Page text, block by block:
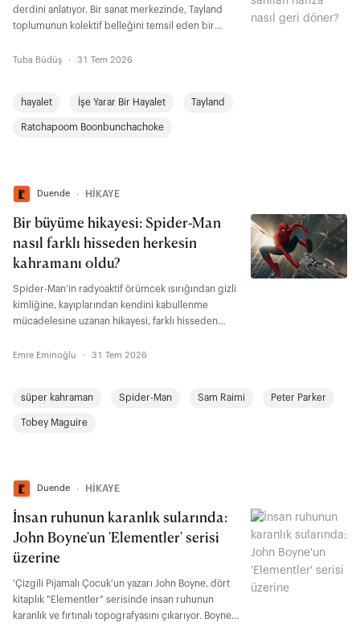
derdini anlatıyor. Bir sanat merkezinde, Tayland
toplumunun kolektif belleğini temsil eden bir
öğrenci, atlet, çocuk, keçi... Bir toplumun hafızasını
olduğunuz değil, kimin işine yaradığınız. Filmin
adındaki ironi de tam burada yatıyor.
Tuba Büdüş · 31 Tem 2026
hayalet İşe Yarar Bir Hayalet Tayland
Ratchapoom Boonbunchachoke
Duende ∙ HİKAYE
Bir büyüme hikayesi: Spider-Man
nasıl farklı hisseden herkesin
kahramanı oldu?
Spider-Man’in radyoaktif örümcek ısırığından gizli
kimliğine, kayıplarından kendini kabullenme
mücadelesine uzanan hikayesi, farklı hisseden
büyüme anlatısı aynı zamanda. "Brand New Day"
ettiğini gösteriyor: İnsanlar gerçek benliğiyle
tanışsalar onu yine de severler miydi?
Emre Eminoğlu · 31 Tem 2026
süper kahraman Spider-Man Sam Raimi Peter Parker
Tobey Maguire
Duende ∙ HİKAYE
İnsan ruhunun karanlık sularında:
John Boyne'un 'Elementler' serisi
üzerine
'Çizgili Pijamalı Çocuk'un yazarı John Boyne, dört
kitaplık "Elementler" serisinde insan ruhunun
karanlık ve fırtınalı topografyasını çıkarıyor. Boyne,